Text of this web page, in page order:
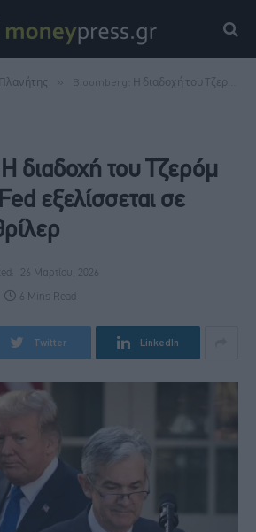
Πλανήτης Bloomberg: Η διαδοχή του Τζερόμ Πάουελ στη Fed εξελίσσεται σε οικονομικό θρίλερ
διαδοχή του Τζερόμ
εξελίσσεται σε
26 Μαρτίου, 2026
6 Mins Read
Twitter LinkedIn